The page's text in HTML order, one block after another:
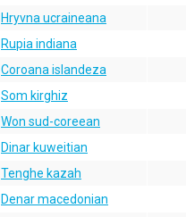
Hryvna ucraineana
Rupia indiana
Coroana islandeza
Som kirghiz
Won sud-coreean
Dinar kuweitian
Tenghe kazah
Denar macedonian